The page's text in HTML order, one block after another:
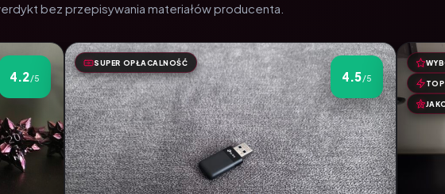
bez przepisywania materiałów producenta.
4.2/5
4.2 na 5
SUPER OPŁACALNOŚĆ
4.5/5
4.5 na 5